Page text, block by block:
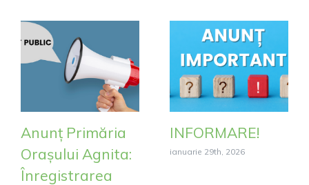
Anunț Primăria
Orașului Agnita:
Înregistrarea
INFORMARE!
ianuarie 29th, 2026